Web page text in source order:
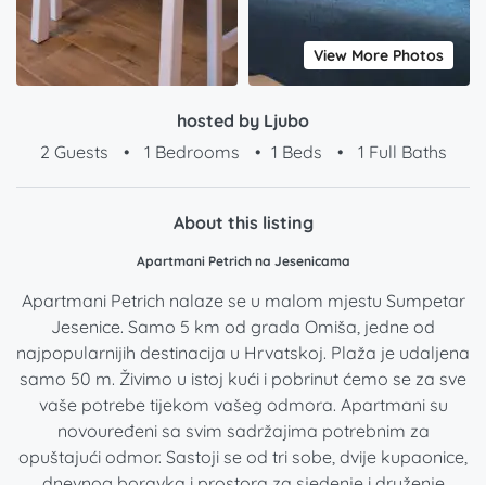
View More Photos
hosted by Ljubo
2 Guests
• 1 Bedrooms • 1 Beds • 1 Full Baths
About this listing
Apartmani Petrich na Jesenicama
Apartmani Petrich nalaze se u malom mjestu Sumpetar
Jesenice. Samo 5 km od grada Omiša, jedne od
najpopularnijih destinacija u Hrvatskoj. Plaža je udaljena
samo 50 m. Živimo u istoj kući i pobrinut ćemo se za sve
vaše potrebe tijekom vašeg odmora. Apartmani su
novouređeni sa svim sadržajima potrebnim za
opuštajući odmor. Sastoji se od tri sobe, dvije kupaonice,